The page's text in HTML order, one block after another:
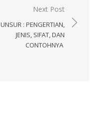
Next Post
UNSUR : PENGERTIAN,
JENIS, SIFAT, DAN
CONTOHNYA